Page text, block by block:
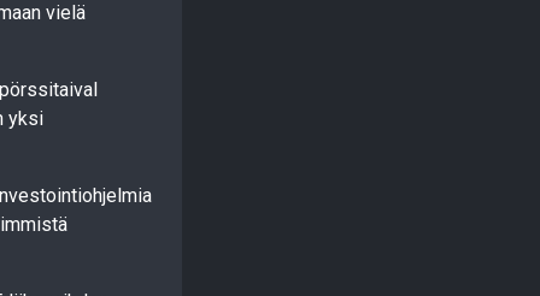
vielä
yksi